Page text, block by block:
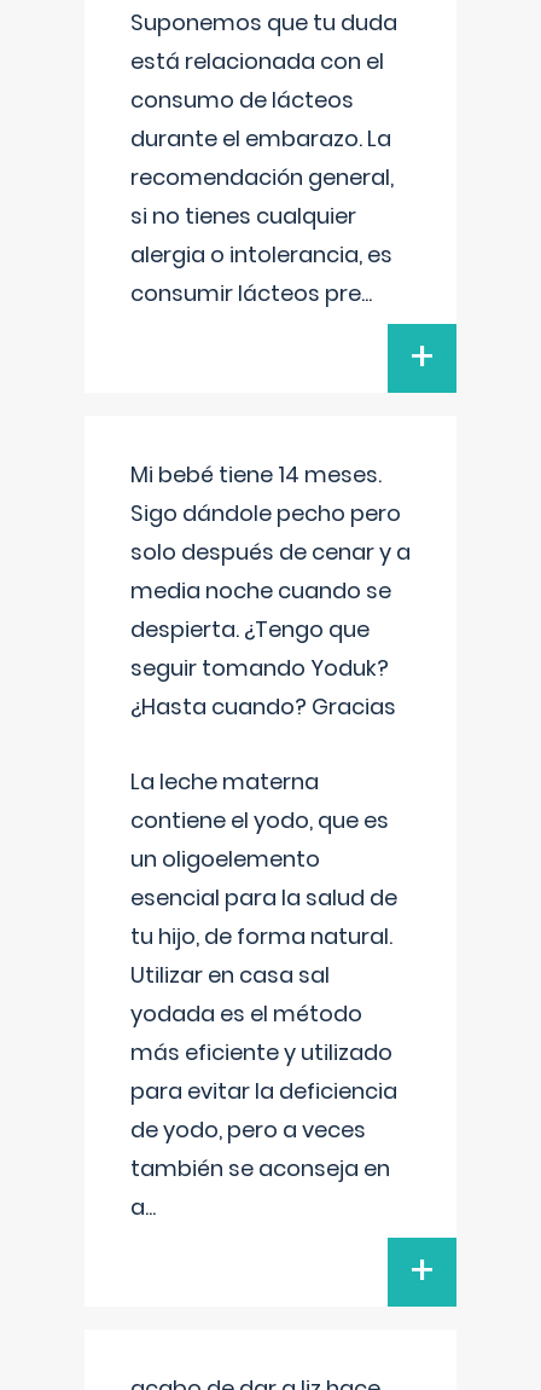
Suponemos que tu duda
está relacionada con el
consumo de lácteos
durante el embarazo. La
recomendación general,
si no tienes cualquier
alergia o intolerancia, es
consumir lácteos pre...
+
Mi bebé tiene 14 meses.
Sigo dándole pecho pero
solo después de cenar y a
media noche cuando se
despierta. ¿Tengo que
seguir tomando Yoduk?
¿Hasta cuando? Gracias
La leche materna
contiene el yodo, que es
un oligoelemento
esencial para la salud de
tu hijo, de forma natural.
Utilizar en casa sal
yodada es el método
más eficiente y utilizado
para evitar la deficiencia
de yodo, pero a veces
también se aconseja en
a...
+